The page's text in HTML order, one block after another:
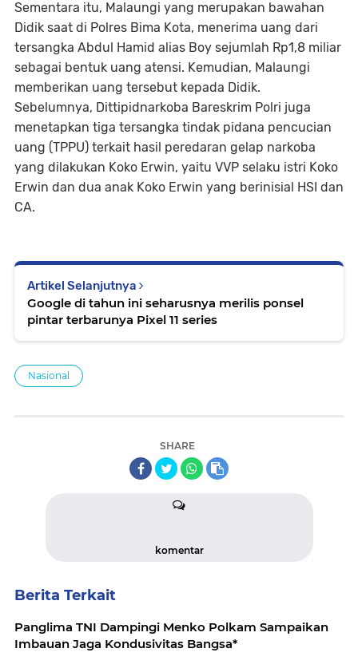
Sementara itu, Malaungi yang merupakan bawahan
Didik saat di Polres Bima Kota, menerima uang dari
tersangka Abdul Hamid alias Boy sejumlah Rp1,8 miliar
sebagai bentuk uang atensi. Kemudian, Malaungi
memberikan uang tersebut kepada Didik.
Sebelumnya, Dittipidnarkoba Bareskrim Polri juga
menetapkan tiga tersangka tindak pidana pencucian
uang (TPPU) terkait hasil peredaran gelap narkoba
yang dilakukan Koko Erwin, yaitu VVP selaku istri Koko
Erwin dan dua anak Koko Erwin yang berinisial HSI dan
CA.
Artikel Selanjutnya
Google di tahun ini seharusnya merilis ponsel
pintar terbarunya Pixel 11 series
Nasional
SHARE
komentar
Berita Terkait
Panglima TNI Dampingi Menko Polkam Sampaikan
Imbauan Jaga Kondusivitas Bangsa*